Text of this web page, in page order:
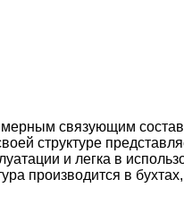
связующим
структуре
и легка в
производится в